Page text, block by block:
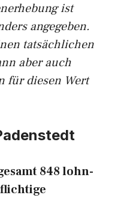
ist
angegeben.
tatsächlichen
aber auch
für diesen Wert
848 lohn-